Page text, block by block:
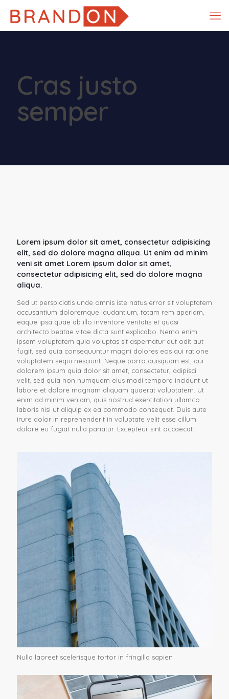
Cras justo
semper
Lorem ipsum dolor sit amet, consectetur adipisicing
elit, sed do dolore magna aliqua. Ut enim ad minim
veni sit amet Lorem ipsum dolor sit amet,
consectetur adipisicing elit, sed do dolore magna
aliqua.
Sed ut perspiciatis unde omnis iste natus error sit voluptatem
accusantium doloremque laudantium, totam rem aperiam,
eaque ipsa quae ab illo inventore veritatis et quasi
architecto beatae vitae dicta sunt explicabo. Nemo enim
ipsam voluptatem quia voluptas sit aspernatur aut odit aut
fugit, sed quia consequuntur magni dolores eos qui ratione
voluptatem sequi nesciunt. Neque porro quisquam est, qui
dolorem ipsum quia dolor sit amet, consectetur, adipisci
velit, sed quia non numquam eius modi tempora incidunt ut
labore et dolore magnam aliquam quaerat voluptatem. Ut
enim ad minim veniam, quis nostrud exercitation ullamco
laboris nisi ut aliquip ex ea commodo consequat. Duis aute
irure dolor in reprehenderit in voluptate velit esse cillum
dolore eu fugiat nulla pariatur. Excepteur sint occaecat.
Nulla laoreet scelerisque tortor in fringilla sapien